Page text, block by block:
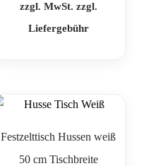
zzgl. MwSt. zzgl.
Liefergebühr
Festzelttisch Hussen weiß
50 cm Tischbreite